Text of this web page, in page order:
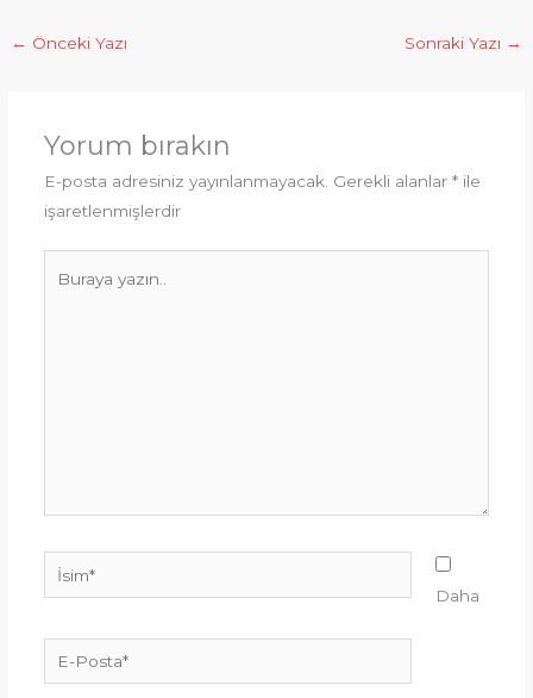
← Önceki Yazı Sonraki Yazı →
Yorum bırakın
E-posta adresiniz yayınlanmayacak. Gerekli alanlar *ile
işaretlenmişlerdir
İsim*
Posta*
Daha